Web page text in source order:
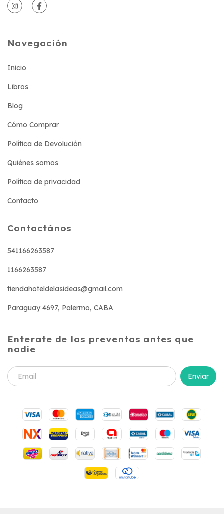
Navegación
Inicio
Libros
Blog
Cómo Comprar
Política de Devolución
Quiénes somos
Política de privacidad
Contacto
Contactános
541166263587
1166263587
tiendahoteldelasideas@gmail.com
Paraguay 4697, Palermo, CABA
Enterate de las preventas antes que
nadie